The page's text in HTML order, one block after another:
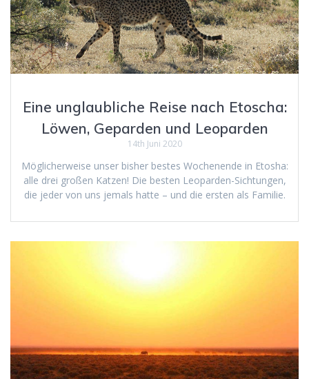
Eine unglaubliche Reise nach Etoscha:
Löwen, Geparden und Leoparden
14th Juni 2020
Möglicherweise unser bisher bestes Wochenende in Etosha:
alle drei großen Katzen! Die besten Leoparden-Sichtungen,
die jeder von uns jemals hatte – und die ersten als Familie.